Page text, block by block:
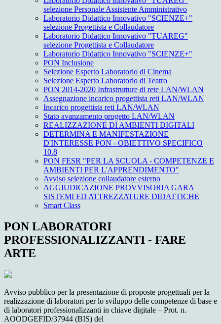
selezione Personale Assistente Amministrativo
Laboratorio Didattico Innovativo "SCIENZE+"
selezione Progettista e Collaudatore
Laboratorio Didattico Innovativo "TUAREG"
selezione Progettista e Collaudatore
Laboratorio Didattico Innovativo "SCIENZE+"
PON Inclusione
Selezione Esperto Laboratorio di Cinema
Selezione Esperto Laboratorio di Teatro
PON 2014-2020 Infrastrutture di rete LAN/WLAN
Assegnazione incarico progettista reti LAN/WLAN
Incarico progettista reti LAN/WLAN
Stato avanzamento progetto LAN/WLAN
REALIZZAZIONE DI AMBIENTI DIGITALI
DETERMINA E MANIFESTAZIONE
D'INTERESSE PON - OBIETTIVO SPECIFICO
10.8
PON FESR "PER LA SCUOLA - COMPETENZE E
AMBIENTI PER L'APPRENDIMENTO"
Avviso selezione collaudatore esterno
AGGIUDICAZIONE PROVVISORIA GARA
SISTEMI ED ATTREZZATURE DIDATTICHE
Smart Class
PON LABORATORI
PROFESSIONALIZZANTI - FARE
ARTE
Avviso pubblico per la presentazione di proposte progettuali per la
realizzazione di laboratori per lo sviluppo delle competenze di base e
di laboratori professionalizzanti in chiave digitale – Prot. n.
AOODGEFID/37944 (BIS) del